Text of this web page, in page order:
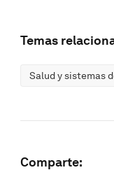
Temas
Salud y sistemas
Comparte: